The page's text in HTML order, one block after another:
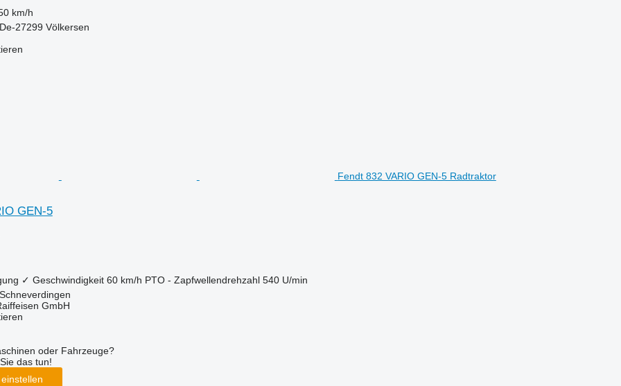
km/h
27299 Völkersen
Fendt 832 VARIO GEN-5 Radtraktor
GEN-5
✓ Geschwindigkeit 60 km/h PTO - Zapfwellendrehzahl 540 U/min
GmbH
oder Fahrzeuge?
das tun!